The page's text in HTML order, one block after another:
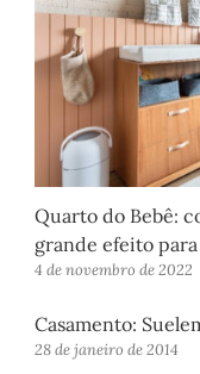
Quarto do Bebê:
grande efeito
4 de novembro de 2022
Casamento:
28 de janeiro de 2014